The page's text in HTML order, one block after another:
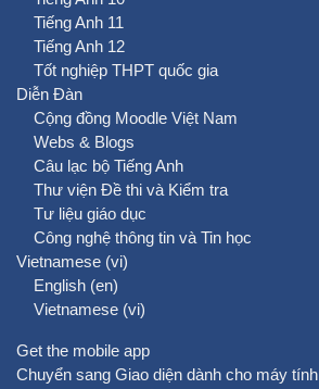
Tiếng Anh 11
Tiếng Anh 12
Tốt nghiệp THPT quốc gia
Diễn Đàn
Cộng đồng Moodle Việt Nam
Webs & Blogs
Câu lạc bộ Tiếng Anh
Thư viện Đề thi và Kiểm tra
Tư liệu giáo dục
Công nghệ thông tin và Tin học
Vietnamese ‎(vi)‎
English ‎(en)‎
Vietnamese ‎(vi)‎
Get the mobile app
Chuyển sang Giao diện dành cho máy tính